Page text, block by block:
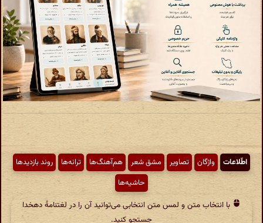
اطّلاعات واژگان تصاویر مشق شعر هم‌آهنگ‌ها ترانه‌ها
روند بازدیدها
حاشیه‌ها
با انتخاب متن و لمس متن انتخابی می‌توانید آن را در لغتنامهٔ دهخدا
جستجو کنید.